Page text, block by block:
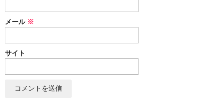
文具・雑貨
日用品・雑貨
メール ※
サイト